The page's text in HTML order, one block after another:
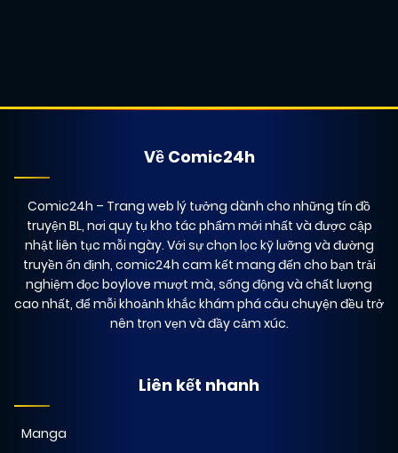
Về Comic24h
Comic24h – Trang web lý tưởng dành cho những tín đồ
truyện BL, nơi quy tụ kho tác phẩm mới nhất và được cập
nhật liên tục mỗi ngày. Với sự chọn lọc kỹ lưỡng và đường
truyền ổn định, comic24h cam kết mang đến cho bạn trải
nghiệm đọc boylove mượt mà, sống động và chất lượng
cao nhất, để mỗi khoảnh khắc khám phá câu chuyện đều trở
nên trọn vẹn và đầy cảm xúc.
Liên kết nhanh
Manga